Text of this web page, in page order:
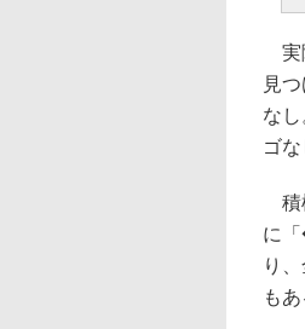
実
見
な
ゴ
積
に
り
もあ